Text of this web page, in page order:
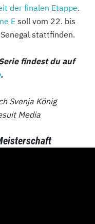
der finalen Etappe.
Esoll vom 22. bis
stattfinden.
findest du auf
.
Svenja König
Media